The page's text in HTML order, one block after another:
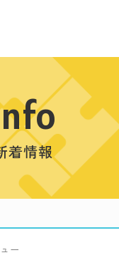
Info
着情報
ー